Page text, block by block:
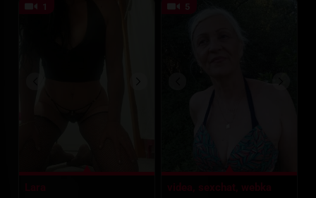
1 5
videa, sexchat, webka